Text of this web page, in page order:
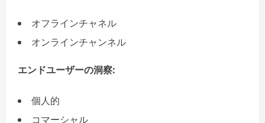
オフラインチャネル
オンラインチャンネル
エンドユーザーの洞察:
個人的
コマーシャル